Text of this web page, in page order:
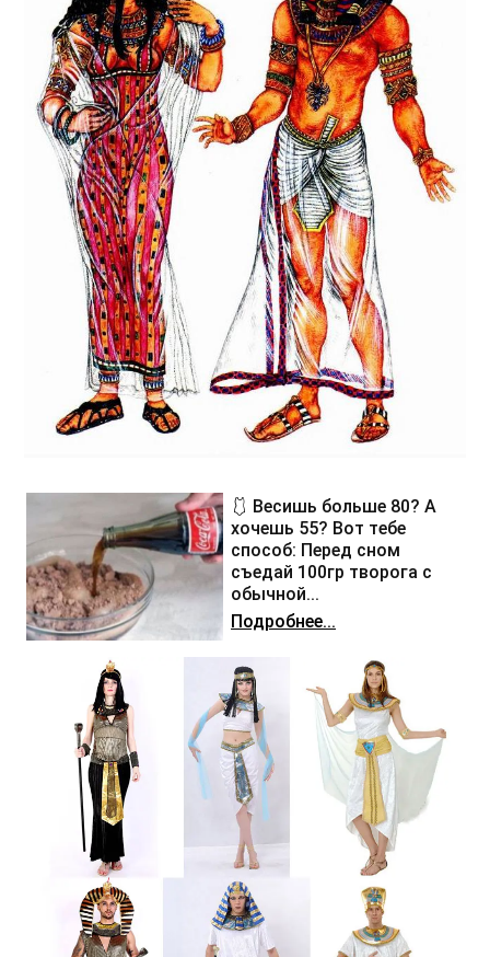
🩱 Весишь больше 80? А
хочешь 55? Вот тебе
способ: Перед сном
съедай 100гр творога с
обычной...
Подробнее...